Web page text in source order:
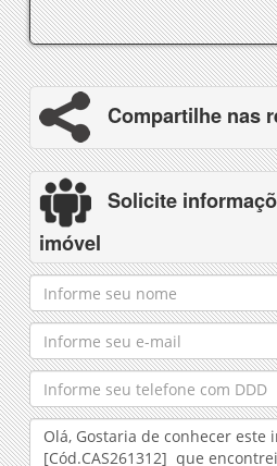
Compartilhe nas
Solicite
imóvel